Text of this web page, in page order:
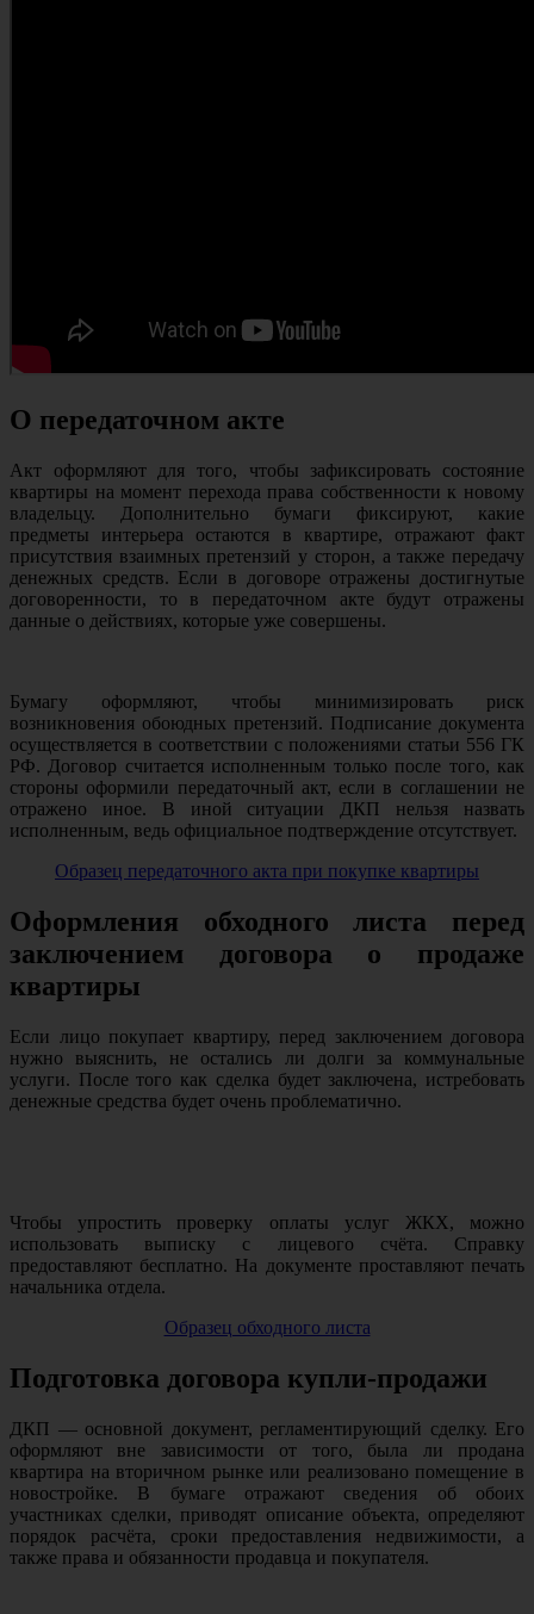
О передаточном акте
Акт оформляют для того, чтобы зафиксировать состояние
квартиры на момент перехода права собственности к новому
владельцу. Дополнительно бумаги фиксируют, какие
предметы интерьера остаются в квартире, отражают факт
присутствия взаимных претензий у сторон, а также передачу
денежных средств. Если в договоре отражены достигнутые
договоренности, то в передаточном акте будут отражены
данные о действиях, которые уже совершены.
Бумагу оформляют, чтобы минимизировать риск
возникновения обоюдных претензий. Подписание документа
осуществляется в соответствии с положениями статьи 556 ГК
РФ. Договор считается исполненным только после того, как
стороны оформили передаточный акт, если в соглашении не
отражено иное. В иной ситуации ДКП нельзя назвать
исполненным, ведь официальное подтверждение отсутствует.
Образец передаточного акта при покупке квартиры
Оформления обходного листа перед
заключением договора о продаже
квартиры
Если лицо покупает квартиру, перед заключением договора
нужно выяснить, не остались ли долги за коммунальные
услуги. После того как сделка будет заключена, истребовать
денежные средства будет очень проблематично.
Чтобы упростить проверку оплаты услуг ЖКХ, можно
использовать выписку с лицевого счёта. Справку
предоставляют бесплатно. На документе проставляют печать
начальника отдела.
Образец обходного листа
Подготовка договора купли-продажи
ДКП — основной документ, регламентирующий сделку. Его
оформляют вне зависимости от того, была ли продана
квартира на вторичном рынке или реализовано помещение в
новостройке. В бумаге отражают сведения об обоих
участниках сделки, приводят описание объекта, определяют
порядок расчёта, сроки предоставления недвижимости, а
также права и обязанности продавца и покупателя.